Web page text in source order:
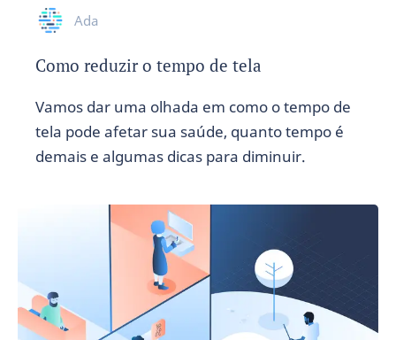
Ada
Como reduzir o tempo de tela
Vamos dar uma olhada em como o tempo de
tela pode afetar sua saúde, quanto tempo é
demais e algumas dicas para diminuir.